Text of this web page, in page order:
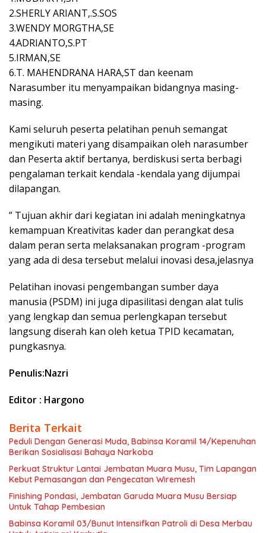
2.SHERLY ARIANT,.S.SOS
3.WENDY MORGTHA,SE
4.ADRIANTO,S.PT
5.IRMAN,SE
6.T. MAHENDRANA HARA,ST dan keenam
Narasumber itu menyampaikan bidangnya masing-
masing.
Kami seluruh peserta pelatihan penuh semangat
mengikuti materi yang disampaikan oleh narasumber
dan Peserta aktif bertanya, berdiskusi serta berbagi
pengalaman terkait kendala -kendala yang dijumpai
dilapangan.
” Tujuan akhir dari kegiatan ini adalah meningkatnya
kemampuan Kreativitas kader dan perangkat desa
dalam peran serta melaksanakan program -program
yang ada di desa tersebut melalui inovasi desa,jelasnya
Pelatihan inovasi pengembangan sumber daya
manusia (PSDM) ini juga dipasilitasi dengan alat tulis
yang lengkap dan semua perlengkapan tersebut
langsung diserah kan oleh ketua TPID kecamatan,
pungkasnya.
Penulis:Nazri
Editor : Hargono
Berita Terkait
Peduli Dengan Generasi Muda, Babinsa Koramil 14/Kepenuhan
Berikan Sosialisasi Bahaya Narkoba
Perkuat Struktur Lantai Jembatan Muara Musu, Tim Lapangan
Kebut Pemasangan dan Pengecatan Wiremesh
Finishing Pondasi, Jembatan Garuda Muara Musu Bersiap
Untuk Tahap Pembesian
Babinsa Koramil 03/Bunut Intensifkan Patroli di Desa Merbau